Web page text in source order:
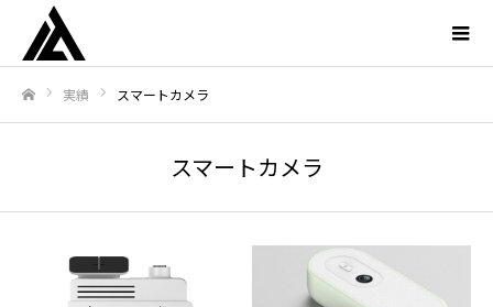
実績 スマートカメラ
スマートカメラ